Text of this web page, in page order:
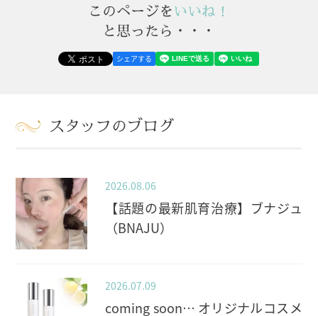
このページをいいね！
と思ったら・・・
シェアする
スタッフのブログ
2026.08.06
【話題の最新肌育治療】ブナジュ
（BNAJU）
2026.07.09
coming soon… オリジナルコスメ